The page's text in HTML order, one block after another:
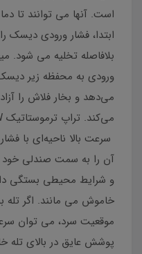
است. آنها می توانند تا دما
ابتدا، فشار ورودی دیسک
بلافاصله تخلیه می شود.
ورودی به محفظه زیر
می‌دهد و بخار فلاش را
سرعت بالا ناحیه‌ای با
آن را به سمت صندلی
خاموش می مانند. اگر تله
موقعیت سرد، می توان
پوشش عایق در بالای تله